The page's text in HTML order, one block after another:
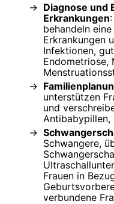
Diagnose und
Erkrankungen
behandeln
Erkrankungen
Infektionen,
Endometriose,
unterstützen
und
Antibabypillen,
Schwangere,
Frauen in
verbundene